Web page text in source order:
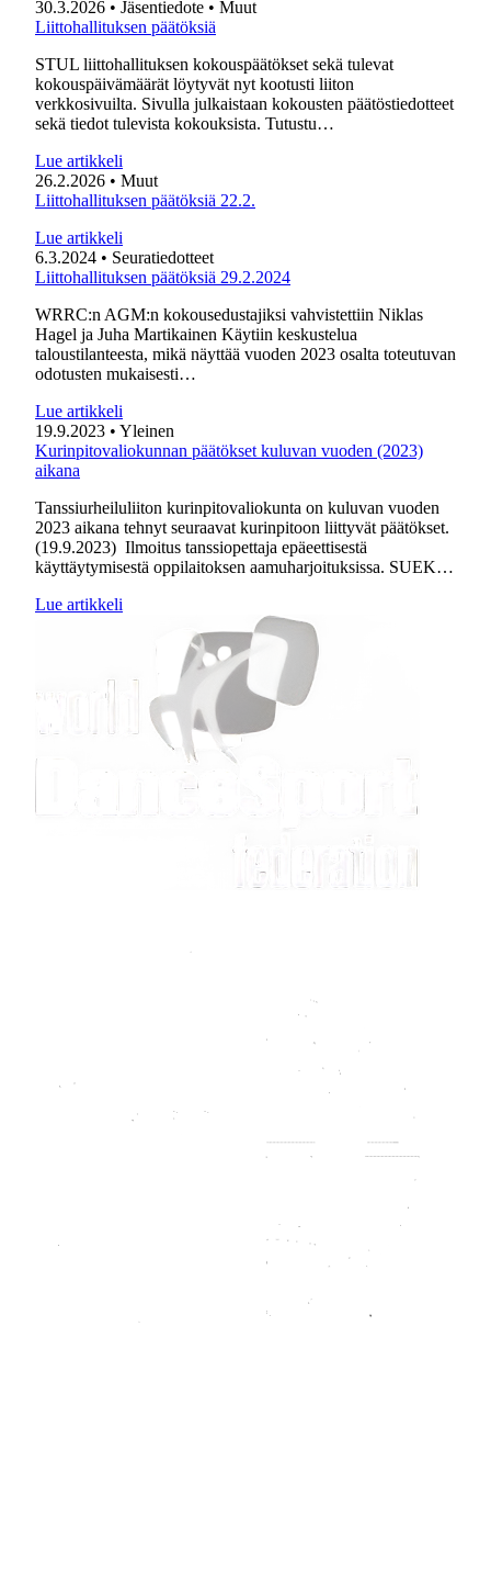
30.3.2026 • Jäsentiedote • Muut
Liittohallituksen päätöksiä
STUL liittohallituksen kokouspäätökset sekä tulevat
kokouspäivämäärät löytyvät nyt kootusti liiton
verkkosivuilta. Sivulla julkaistaan kokousten päätöstiedotteet
sekä tiedot tulevista kokouksista. Tutustu…
Lue artikkeli
26.2.2026 • Muut
Liittohallituksen päätöksiä 22.2.
Lue artikkeli
6.3.2024 • Seuratiedotteet
Liittohallituksen päätöksiä 29.2.2024
WRRC:n AGM:n kokousedustajiksi vahvistettiin Niklas
Hagel ja Juha Martikainen Käytiin keskustelua
taloustilanteesta, mikä näyttää vuoden 2023 osalta toteutuvan
odotusten mukaisesti…
Lue artikkeli
19.9.2023 • Yleinen
Kurinpitovaliokunnan päätökset kuluvan vuoden (2023)
aikana
Tanssiurheiluliiton kurinpitovaliokunta on kuluvan vuoden
2023 aikana tehnyt seuraavat kurinpitoon liittyvät päätökset.
(19.9.2023) Ilmoitus tanssiopettaja epäeettisestä
käyttäytymisestä oppilaitoksen aamuharjoituksissa. SUEK…
Lue artikkeli